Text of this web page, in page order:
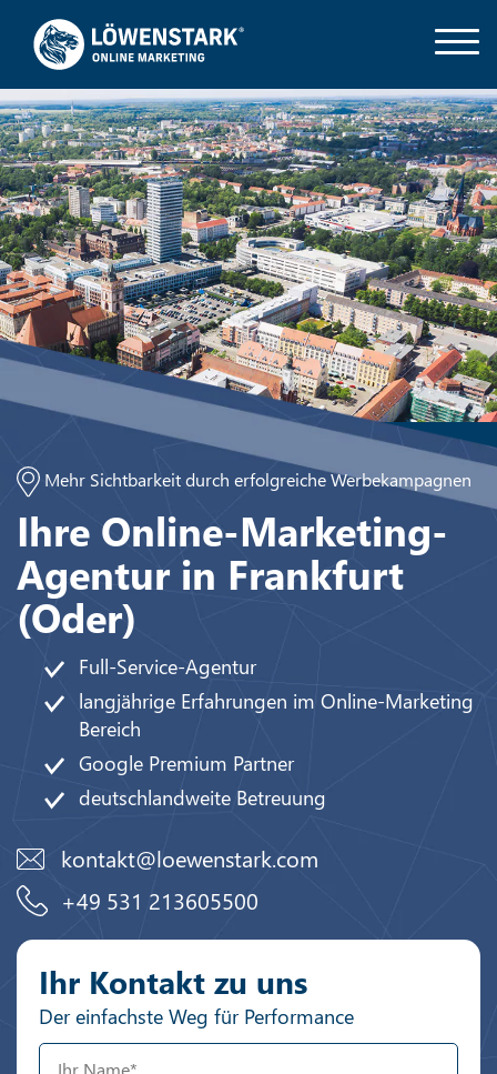
Mehr Sichtbarkeit durch erfolgreiche Werbekampagnen
Ihre Online-Marketing-
Agentur in Frankfurt
(Oder)
Full-Service-Agentur
langjährige Erfahrungen im Online-Marketing
Bereich
Google Premium Partner
deutschlandweite Betreuung
kontakt@loewenstark.com
+49 531 213605500
Ihr Kontakt zu uns
Der einfachste Weg für Performance